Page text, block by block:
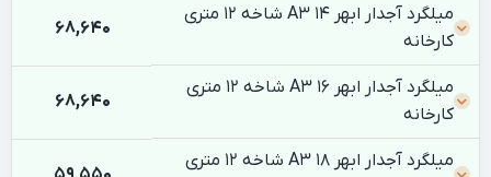
میلگرد آجدار ابهر 14 A3 شاخه 12 متری
کارخانه
68,640
میلگرد آجدار ابهر 16 A3 شاخه 12 متری
کارخانه
68,640
میلگرد آجدار ابهر 18 A3 شاخه 12 متری